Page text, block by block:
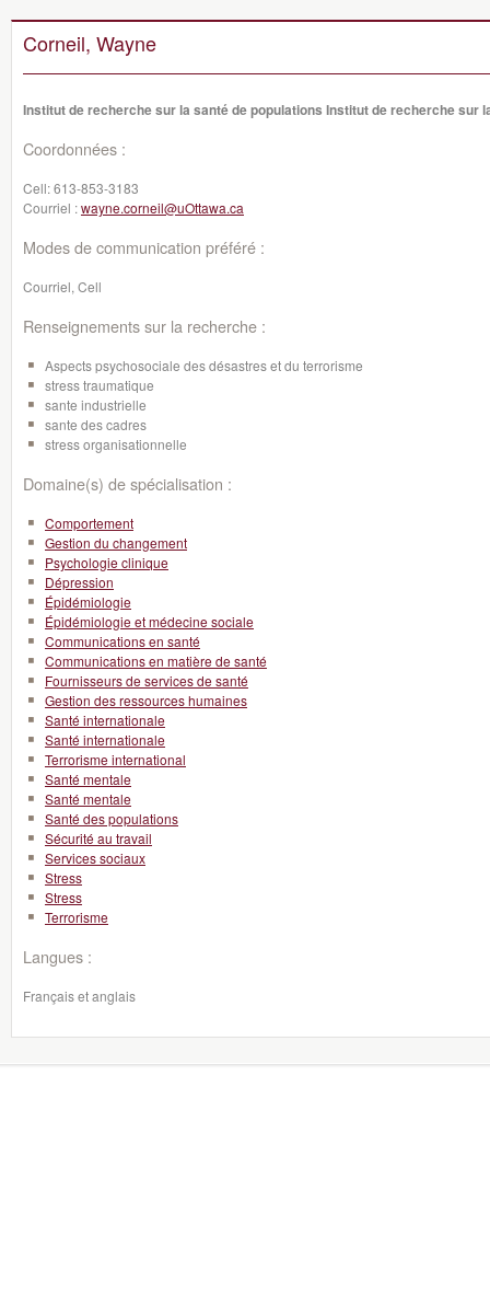
Corneil, Wayne
Institut de recherche sur la santé de populations Institut de recherche sur
Coordonnées :
Cell:613-853-3183
Courriel :wayne.corneil@uOttawa.ca
Modes de communication préféré :
Courriel, Cell
Renseignements sur la recherche :
Aspects psychosociale des désastres et du terrorisme
stress traumatique
sante industrielle
sante des cadres
stress organisationnelle
Domaine(s) de spécialisation :
Comportement
Gestion du changement
Psychologie clinique
Dépression
Épidémiologie
Épidémiologie et médecine sociale
Communications en santé
Communications en matière de santé
Fournisseurs de services de santé
Gestion des ressources humaines
Santé internationale
Santé internationale
Terrorisme international
Santé mentale
Santé mentale
Santé des populations
Sécurité au travail
Services sociaux
Stress
Stress
Terrorisme
Langues :
Français et anglais